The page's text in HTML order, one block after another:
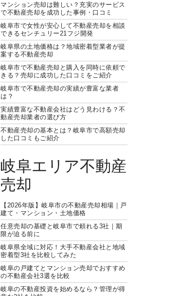
マンション売却は難しい？充実のサービス
で不動産売却を成功した事例・口コミ
岐阜市で女性が安心して不動産売却を相談
できるセンチュリー21フジ開発
岐阜県の土地価格は？地域密着型業者が提
案する不動産売却
岐阜市で不動産売却と購入を同時に依頼で
きる？売却に成功した口コミをご紹介
岐阜市で不動産売却の実績が豊富な業者
は？
実績豊富な不動産会社はどう見わける？不
動産売却業者の選び方
不動産売却の基本とは？岐阜市で高額売却
した口コミもご紹介
岐阜エリア不動産
売却
【2026年版】岐阜市の不動産売却相場｜戸
建て・マンション・土地価格
任意売却の基礎と岐阜市で頼れる3社｜期
限が迫る前に
岐阜県全域に対応！大手不動産会社と地域
密着型3社を比較してみた
岐阜の戸建てとマンション売却でおすすめ
の不動産会社3選を比較
岐阜の不動産投資を始めるなら？管理が得